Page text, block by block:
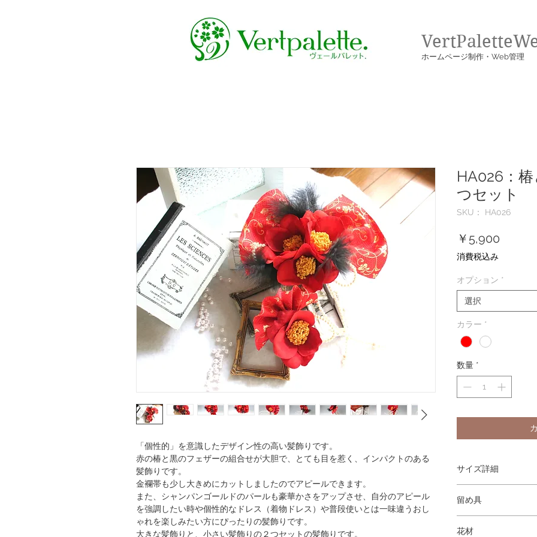
​ホームページ制作・Web管理
「個性的」を意識したデザイン性の高い髪飾りです。
赤の椿と黒のフェザーの組合せが大胆で、とても目を惹く、インパクトのある
髪飾りです。
金襴帯も少し大きめにカットしましたのでアピールできます。
また、シャンパンゴールドのパールも豪華かさをアップさせ、自分のアピール
を強調したい時や個性的なドレス（着物ドレス）や普段使いとは一味違うおし
ゃれを楽しみたい方にぴったりの髪飾りです。
大きな髪飾りと、小さい髪飾りの２つセットの髪飾りです。
HA026：
つセット
SKU： HA026
￥5,900
消費税込み
オプション *
選択
カラー *
数量 *
サイズ詳細
横 18cm × 縦 15cm（
留め具
花材